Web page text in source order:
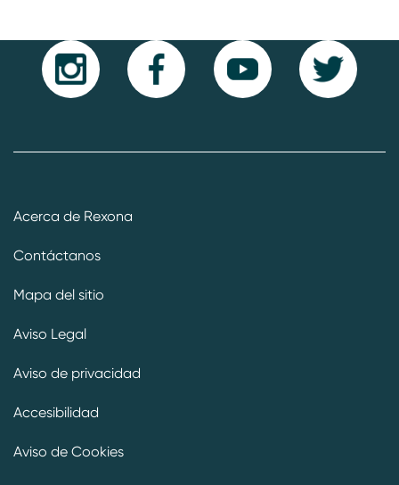
Acerca de Rexona
Contáctanos
Mapa del sitio
Aviso Legal
Aviso de privacidad
Accesibilidad
Aviso de Cookies